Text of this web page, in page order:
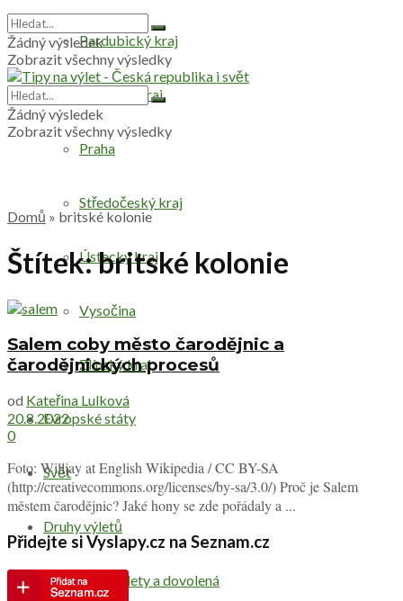
Pardubický kraj
Plzeňský kraj
Praha
Středočeský kraj
Ústecký kraj
Vysočina
Zlínský kraj
Evropské státy
Svět
Druhy výletů
Netradiční výlety a dovolená
Žádný výsledek
Zobrazit všechny výsledky
Žádný výsledek
Zobrazit všechny výsledky
Domů » britské kolonie
Štítek:britské kolonie
Salem coby město čarodějnic a
čarodějnických procesů
od Kateřina Lulková
20.8.2022
0
Foto: Willjay at English Wikipedia / CC BY-SA
(http://creativecommons.org/licenses/by-sa/3.0/) Proč je Salem
městem čarodějnic? Jaké hony se zde pořádaly a ...
Přidejte si Vyslapy.cz na Seznam.cz